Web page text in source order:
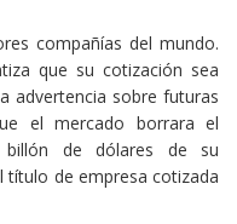
compañías del mundo.
que su cotización sea
advertencia sobre futuras
el mercado borrara el
billón de dólares de su
título de empresa cotizada